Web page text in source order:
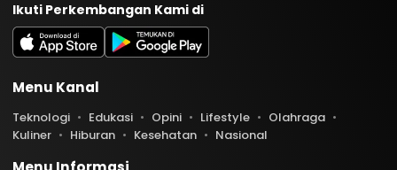
Ikuti Perkembangan Kami di
Menu Kanal
Teknologi Edukasi Opini Lifestyle
Olahraga
Kuliner
Hiburan Kesehatan Nasional